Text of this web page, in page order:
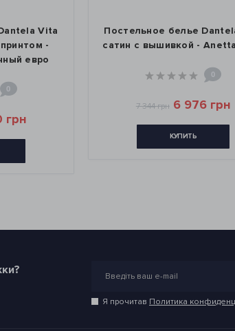
Постельное белье Dantela Vita
сатин с вышивкой - Anetta евро
0
6 976 грн
Я прочитав Политика